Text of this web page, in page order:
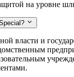
на уровне
власти и